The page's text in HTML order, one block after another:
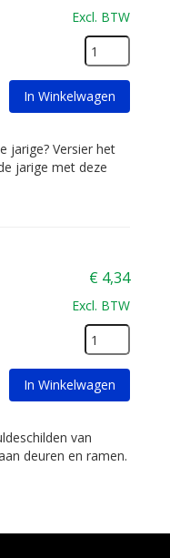
Excl. BTW
In Winkelwagen
jarige? Versier het
jarige met deze
€ 4,34
Excl. BTW
In Winkelwagen
van
deuren en ramen.